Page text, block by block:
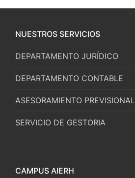
NUESTROS SERVICIOS
DEPARTAMENTO JURÍDICO
DEPARTAMENTO CONTABLE
ASESORAMIENTO PREVISIONAL
SERVICIO DE GESTORIA
CAMPUS AIERH